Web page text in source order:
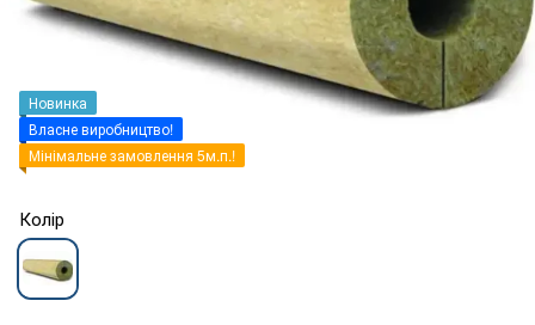
Новинка
Власне виробництво!
Мінімальне замовлення 5м.п.!
Колір